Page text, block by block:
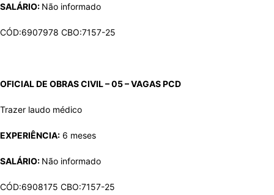
SALÁRIO: Não informado
CÓD:6907978 CBO:7157-25
OFICIAL DE OBRAS CIVIL – 05 – VAGASPCD
Trazer laudo médico
EXPERIÊNCIA: 6 meses
SALÁRIO: Não informado
CÓD:6908175 CBO:7157-25